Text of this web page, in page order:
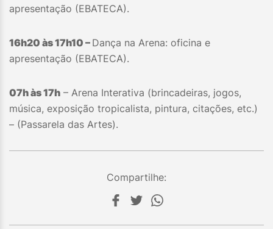
apresentação (EBATECA).
16h20 às 17h10 – Dança na Arena: oficina e
apresentação (EBATECA).
07h às 17h – Arena Interativa (brincadeiras, jogos,
música, exposição tropicalista, pintura, citações, etc.)
– (Passarela das Artes).
Compartilhe: